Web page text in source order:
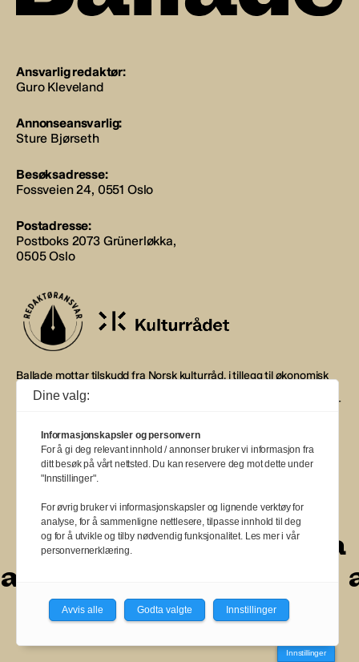
Ansvarlig redaktør:
Guro Kleveland
Annonseansvarlig:
Sture Bjørseth
Besøksadresse:
Fossveien 24, 0551 Oslo
Postadresse:
Postboks 2073 Grünerløkka,
0505 Oslo
Ballade mottar tilskudd fra Norsk kulturråd, i tillegg til økonomisk
støtte fra eierne NOPA, Norsk komponistforening og
Musikkforleggerne. Ballade drives etter Redaktør- og Vær Varsom-
BALLADE — NORGES MUSIKKMAGASIN
aaa
aa
aa
Innstillinger
Dine valg:
Informasjonskapsler og personvern
For å gi deg relevant innhold / annonser bruker vi informasjon fra
ditt besøk på vårt nettsted. Du kan reservere deg mot dette under
"Innstillinger".
For øvrig bruker vi informasjonskapsler og lignende verktøy for
analyse, for å sammenligne nettlesere, tilpasse innhold til deg
og for å utvikle og tilby nødvendig funksjonalitet. Les mer i vår
personvernerklæring.
Avvis alle Godta valgte Innstillinger